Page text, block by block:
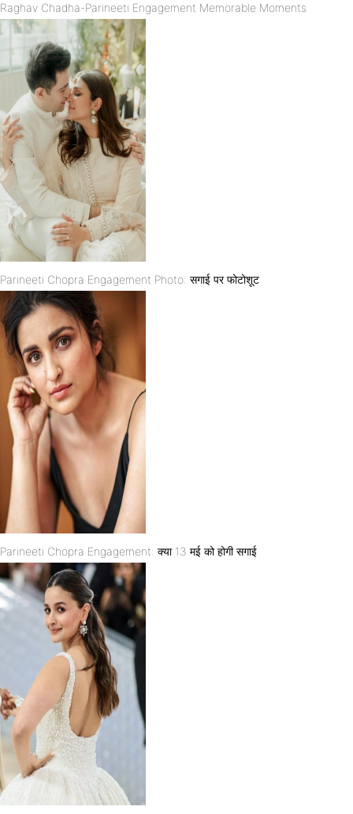
Raghav Chadha-Parineeti Engagement Memorable Moments
Parineeti Chopra Engagement Photo: सगाई पर फोटोशूट
Parineeti Chopra Engagement: क्या 13 मई को होगी सगाई